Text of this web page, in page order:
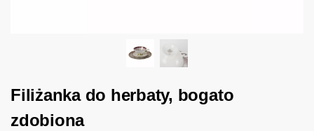
Filiżanka do herbaty, bogato
zdobiona